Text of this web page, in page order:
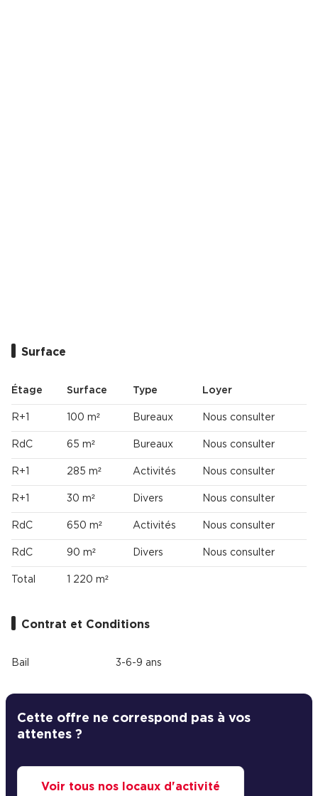
Surface
Étage Surface Type Loyer
R+1 100 m² Bureaux Nous consulter
RdC 65 m² Bureaux Nous consulter
R+1 285 m² Activités Nous consulter
R+1 30 m² Divers Nous consulter
RdC 650 m² Activités Nous consulter
RdC 90 m² Divers Nous consulter
Total 1 220 m²
Contrat et Conditions
Bail 3-6-9 ans
Cette offre ne correspond pas à vos
attentes ?
Voir tous nos locaux d'activité